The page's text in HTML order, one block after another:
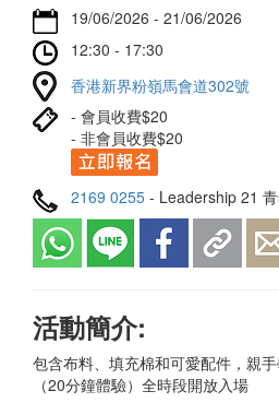
19/06/2026 - 21/06/2026
12:30 - 17:30
香港新界粉嶺馬會道302號
- 會員收費$20
- 非會員收費$20
2169 0255 - Leadership 21
活動簡介:
包含布料、填充棉和可愛配件，親
（20分鐘體驗）全時段開放入場